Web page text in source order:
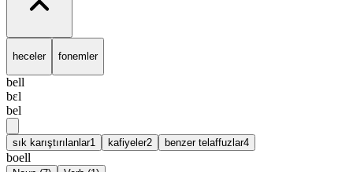
heceler fonemler
bell
bɛl
bel
sık karıştırılanlar1 kafiyeler2 benzer telaffuzlar4
boell